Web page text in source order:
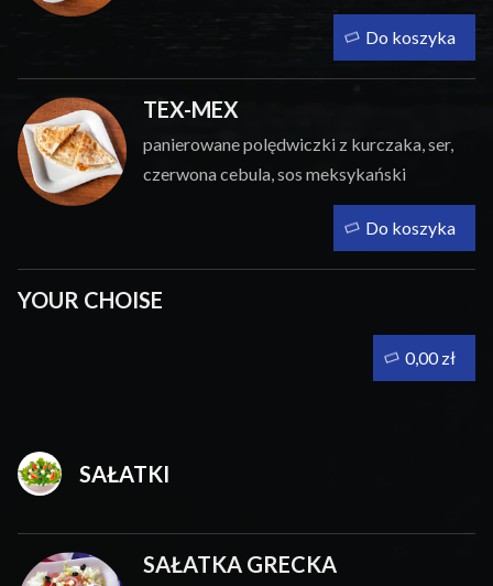
TEX-MEX
panierowane polędwiczki z kurczaka, ser,
czerwona cebula, sos meksykański
YOUR CHOISE
SAŁATKI
SAŁATKA GRECKA